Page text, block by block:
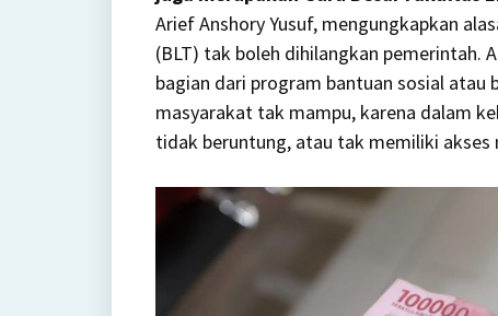
Ini
Alasan
Konkret
BLT
Arief Anshory Yusuf, mengungkapkan
(BLT) tak boleh dihilangkan pemerintah.
bagian dari program bantuan sosial atau
masyarakat tak mampu, karena dalam
tidak beruntung, atau tak memiliki akses